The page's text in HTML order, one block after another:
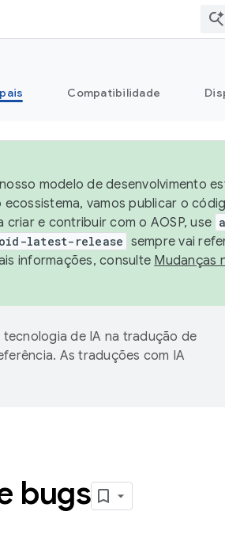
Compatibilidade
modelo de desenvolvimento
vamos publicar o
e contribuir com o AOSP, use
latest-release sempre vai
informações, consulte Mudanças
tecnologia de IA na tradução de
As traduções com IA
bugs